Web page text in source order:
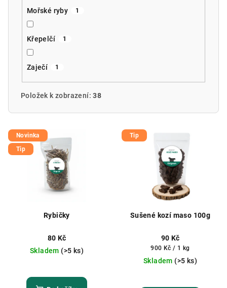
Mořské ryby 1
Křepelčí 1
Zaječí 1
Položek k zobrazení:38
V
ý
p
Novinka
Tip
Rybičky
80 Kč
Skladem (>5 ks)
hodnocení
Tip
Sušené kozí maso 100g
90 Kč
Měrná
cena:
900 Kč / 1 kg
Skladem (>5 ks)